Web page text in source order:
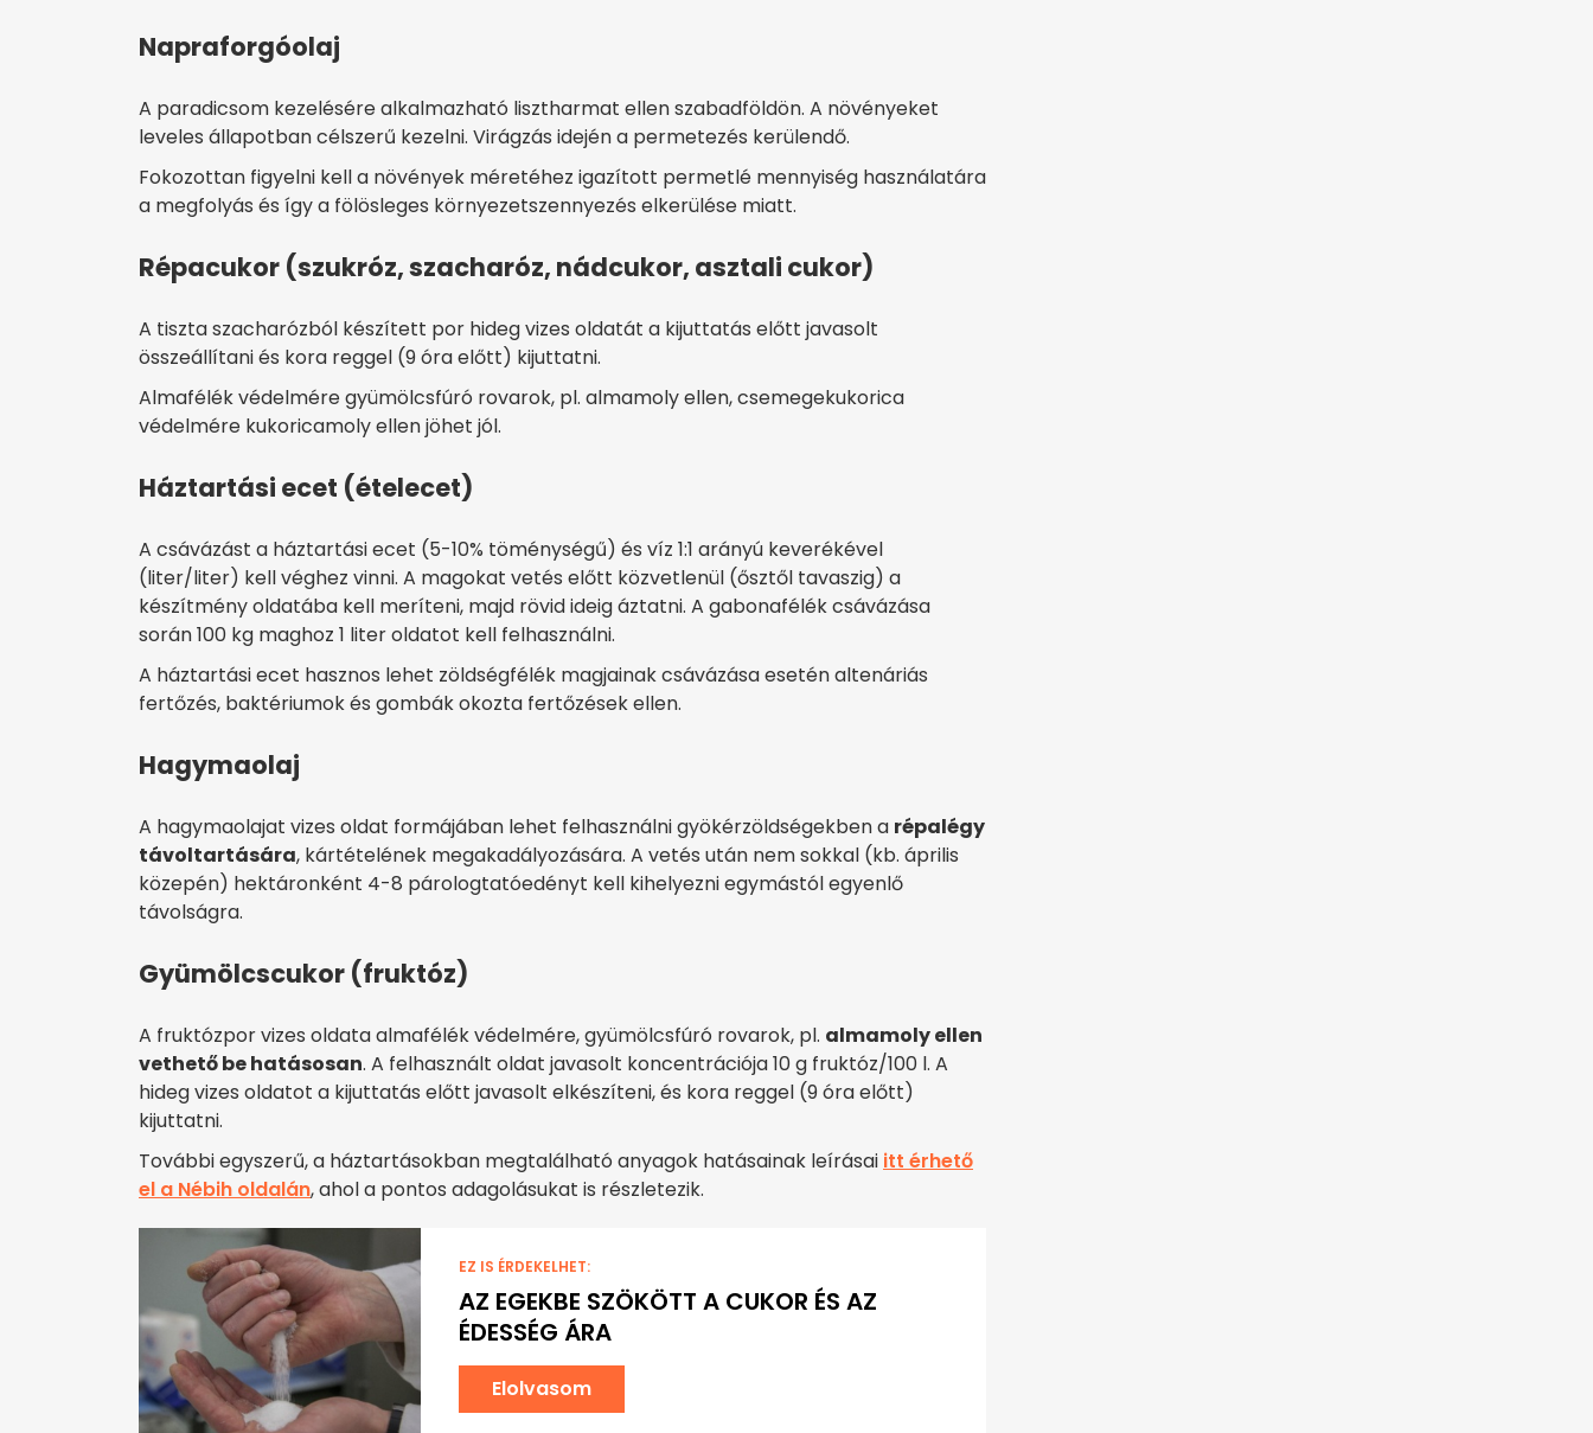
Napraforgóolaj
A paradicsom kezelésére alkalmazható lisztharmat ellen szabadföldön. A növényeket
leveles állapotban célszerű kezelni. Virágzás idején a permetezés kerülendő.
Fokozottan figyelni kell a növények méretéhez igazított permetlé mennyiség használatára
a megfolyás és így a fölösleges környezetszennyezés elkerülése miatt.
Répacukor (szukróz, szacharóz, nádcukor, asztali cukor)
A tiszta szacharózból készített por hideg vizes oldatát a kijuttatás előtt javasolt
összeállítani és kora reggel (9 óra előtt) kijuttatni.
Almafélék védelmére gyümölcsfúró rovarok, pl. almamoly ellen, csemegekukorica
védelmére kukoricamoly ellen jöhet jól.
Háztartási ecet (ételecet)
A csávázást a háztartási ecet (5-10% töménységű) és víz 1:1 arányú keverékével
(liter/liter) kell véghez vinni. A magokat vetés előtt közvetlenül (ősztől tavaszig) a
készítmény oldatába kell meríteni, majd rövid ideig áztatni. A gabonafélék csávázása
során 100 kg maghoz 1 liter oldatot kell felhasználni.
A háztartási ecet hasznos lehet zöldségfélék magjainak csávázása esetén altenáriás
fertőzés, baktériumok és gombák okozta fertőzések ellen.
Hagymaolaj
A hagymaolajat vizes oldat formájában lehet felhasználni gyökérzöldségekben a répalégy
távoltartására, kártételének megakadályozására. A vetés után nem sokkal (kb. április
közepén) hektáronként 4-8 párologtatóedényt kell kihelyezni egymástól egyenlő
távolságra.
Gyümölcscukor (fruktóz)
A fruktózpor vizes oldata almafélék védelmére, gyümölcsfúró rovarok, pl. almamoly ellen
vethető be hatásosan. A felhasznált oldat javasolt koncentrációja 10 g fruktóz/100 l. A
hideg vizes oldatot a kijuttatás előtt javasolt elkészíteni, és kora reggel (9 óra előtt)
kijuttatni.
További egyszerű, a háztartásokban megtalálható anyagok hatásainak leírásai itt érhető
el a Nébih oldalán, ahol a pontos adagolásukat is részletezik.
EZ IS ÉRDEKELHET:
AZ EGEKBE SZÖKÖTT A CUKOR ÉS AZ
ÉDESSÉG ÁRA
Elolvasom